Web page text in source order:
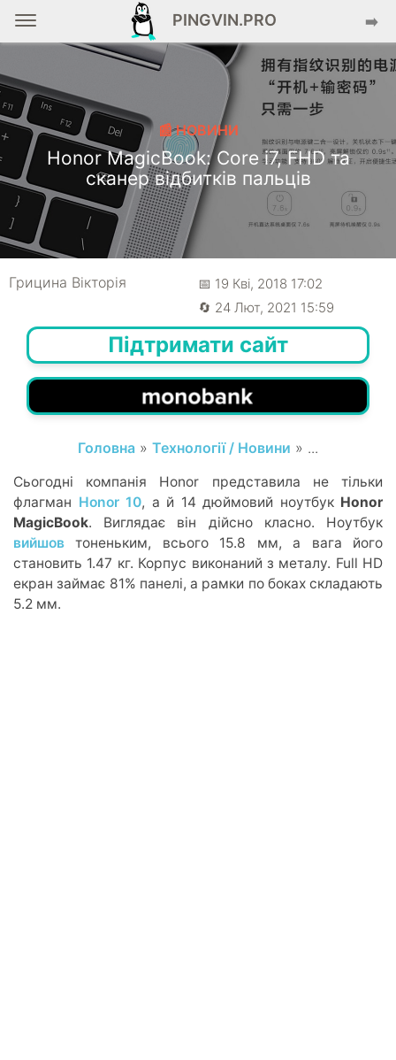
PINGVIN.PRO ➡️
📰 НОВИНИ
Honor MagicBook: Core i7, FHD та
сканер відбитків пальців
Грицина Вікторія
📅 19 Кві, 2018 17:02
🔄 24 Лют, 2021 15:59
Підтримати сайт
Головна » Технології / Новини » ...
Сьогодні компанія Honor представила не тільки
флагман Honor 10, а й 14 дюймовий ноутбук Honor
MagicBook. Виглядає він дійсно класно. Ноутбук
вийшов тоненьким, всього 15.8 мм, а вага його
становить 1.47 кг. Корпус виконаний з металу. Full HD
екран займає 81% панелі, а рамки по боках складають
5.2 мм.